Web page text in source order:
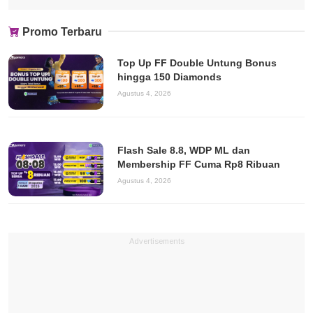
Promo Terbaru
Top Up FF Double Untung Bonus
hingga 150 Diamonds
Agustus 4, 2026
Flash Sale 8.8, WDP ML dan
Membership FF Cuma Rp8 Ribuan
Agustus 4, 2026
Advertisements